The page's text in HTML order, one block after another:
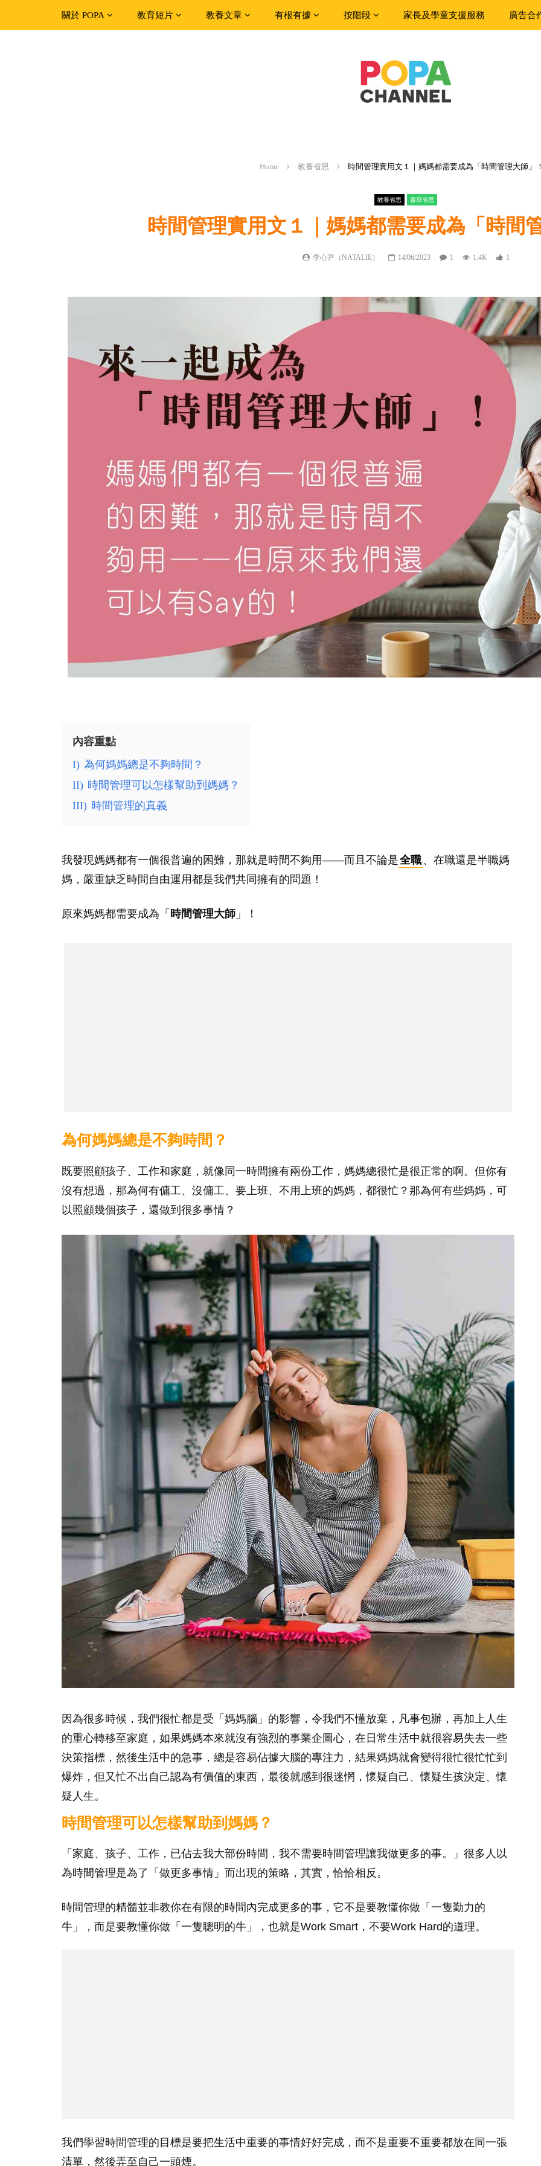
關於 POPA 教育短片 教養文章 有根有據 按階段 家長及學童支援服務 廣告合
Home 教養省思 時間管理實用文１｜媽媽都需要成為「時間管理大師」
教養省思 書寫省思
時間管理實用文１｜媽媽都需要成為「時間
李心尹（NATALIE） 14/06/2023 1 1.4K 1
內容重點
I) 為何媽媽總是不夠時間？
II) 時間管理可以怎樣幫助到媽媽？
III) 時間管理的真義
我發現媽媽都有一個很普遍的困難，那就是時間不夠用——而且不論是全職 、在職還是半職媽
媽，嚴重缺乏時間自由運用都是我們共同擁有的問題！
原來媽媽都需要成為「 時間管理大師 」！
為何媽媽總是不夠時間？
既要照顧孩子、工作和家庭，就像同一時間擁有兩份工作，媽媽總很忙是很正常的啊。但你有
沒有想過，那為何有傭工、沒傭工、要上班、不用上班的媽媽，都很忙？那為何有些媽媽，可
以照顧幾個孩子，還做到很多事情？
因為很多時候，我們很忙都是受「媽媽腦」的影響，令我們不懂放棄，凡事包辦，再加上人生
的重心轉移至家庭，如果媽媽本來就沒有強烈的事業企圖心，在日常生活中就很容易失去一些
決策指標，然後生活中的急事，總是容易佔據大腦的專注力，結果媽媽就會變得很忙很忙忙到
爆炸，但又忙不出自己認為有價值的東西，最後就感到很迷惘，懷疑自己、懷疑生孩決定、懷
疑人生。
時間管理可以怎樣幫助到媽媽？
「家庭、孩子、工作，已佔去我大部份時間，我不需要時間管理讓我做更多的事。」很多人以
為時間管理是為了「做更多事情」而出現的策略，其實，恰恰相反。
時間管理的精髓並非教你在有限的時間內完成更多的事，它不是要教懂你做「一隻勤力的
牛」，而是要教懂你做「一隻聰明的牛」，也就是Work Smart，不要Work Hard的道理。
我們學習時間管理的目標是要把生活中重要的事情好好完成，而不是重要不重要都放在同一張
清單，然後弄至自己一頭煙。